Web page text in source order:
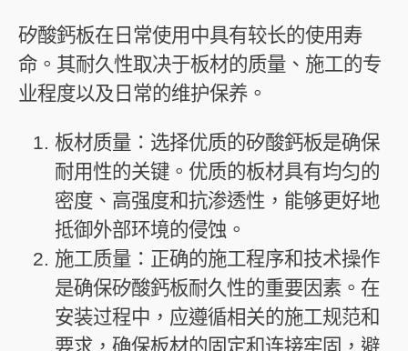
矽酸鈣板在日常使用中具有较长的使用寿
命。其耐久性取决于板材的质量、施工的专
业程度以及日常的维护保养。
板材质量：选择优质的矽酸鈣板是确保
耐用性的关键。优质的板材具有均匀的
密度、高强度和抗渗透性，能够更好地
抵御外部环境的侵蚀。
施工质量：正确的施工程序和技术操作
是确保矽酸鈣板耐久性的重要因素。在
安装过程中，应遵循相关的施工规范和
要求，确保板材的固定和连接牢固，避